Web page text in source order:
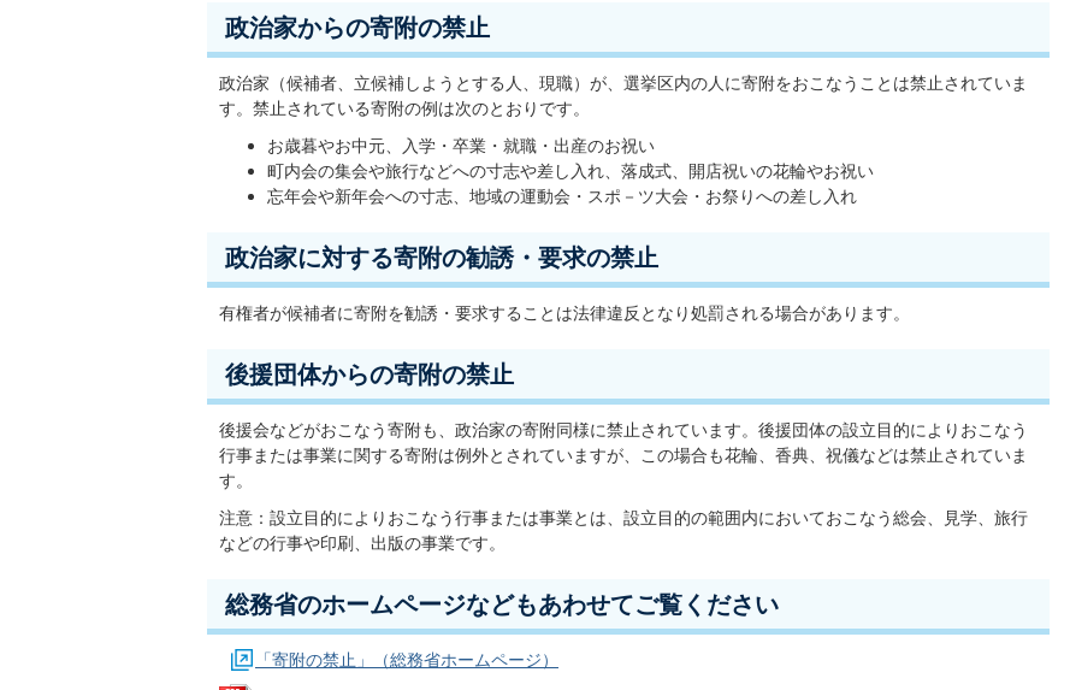
政治家からの寄附の禁止
政治家（候補者、立候補しようとする人、現職）が、選挙区内の人に寄附をおこなうことは禁止されていま
す。禁止されている寄附の例は次のとおりです。
お歳暮やお中元、入学・卒業・就職・出産のお祝い
町内会の集会や旅行などへの寸志や差し入れ、落成式、開店祝いの花輪やお祝い
忘年会や新年会への寸志、地域の運動会・スポ－ツ大会・お祭りへの差し入れ
政治家に対する寄附の勧誘・要求の禁止
有権者が候補者に寄附を勧誘・要求することは法律違反となり処罰される場合があります。
後援団体からの寄附の禁止
後援会などがおこなう寄附も、政治家の寄附同様に禁止されています。後援団体の設立目的によりおこなう
行事または事業に関する寄附は例外とされていますが、この場合も花輪、香典、祝儀などは禁止されていま
す。
注意：設立目的によりおこなう行事または事業とは、設立目的の範囲内においておこなう総会、見学、旅行
などの行事や印刷、出版の事業です。
総務省のホームページなどもあわせてご覧ください
「寄附の禁止」（総務省ホームページ）